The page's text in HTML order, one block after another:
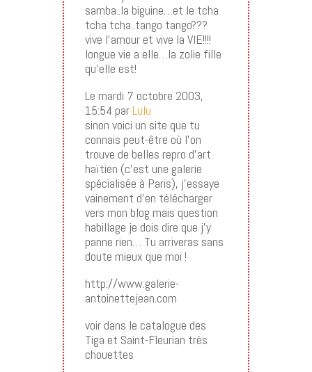
samba..la biguine…et le tcha
tcha tcha..tango tango???
vive l’amour et vive la VIE!!!!
longue vie a elle…la zolie fille
qu’elle est!
Le mardi 7 octobre 2003,
15:54 parLulu
sinon voici un site que tu
connais peut-être où l’on
trouve de belles repro d’art
haïtien (c’est une galerie
spécialisée à Paris), j’essaye
vainement d’en télécharger
vers mon blog mais question
habillage je dois dire que j’y
panne rien… Tu arriveras sans
doute mieux que moi !
http://www.galerie-
antoinettejean.com
voir dans le catalogue des
Tiga et Saint-Fleurian très
chouettes